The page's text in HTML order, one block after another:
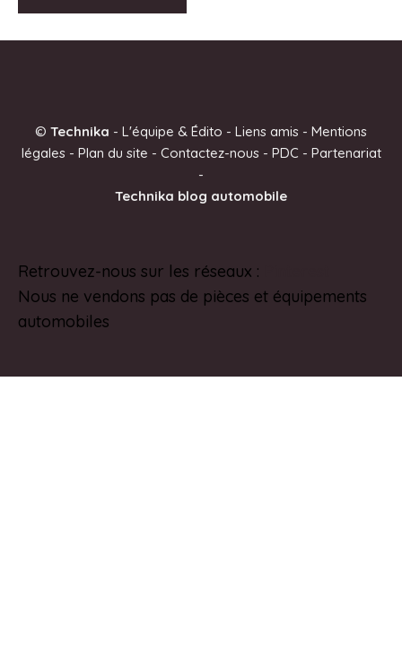
n
v
e
© Technika - L'équipe & Édito - Liens amis - Mentions
légales- Plan du site - Contactez-nous- PDC - Partenariat
-
Technika blog automobile
Retrouvez-nous sur les réseaux :
Nous ne vendons pas de pièces et équipements
automobiles